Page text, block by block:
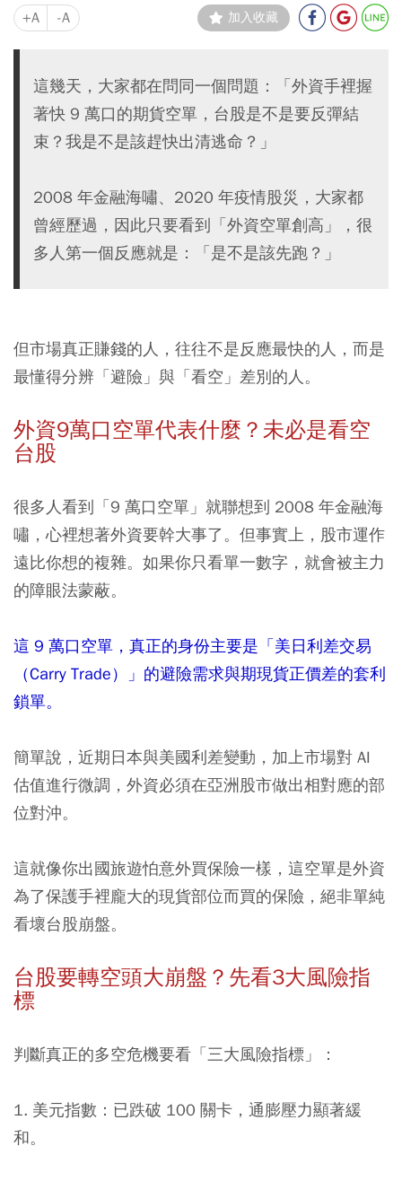
+A -A 加入收藏
這幾天，大家都在問同一個問題：「外資手裡握
著快 9 萬口的期貨空單，台股是不是要反彈結
束？我是不是該趕快出清逃命？」
2008 年金融海嘯、2020 年疫情股災，大家都
曾經歷過，因此只要看到「外資空單創高」，很
多人第一個反應就是：「是不是該先跑？」
但市場真正賺錢的人，往往不是反應最快的人，而是
最懂得分辨「避險」與「看空」差別的人。
外資9萬口空單代表什麼？未必是看空
台股
很多人看到「9 萬口空單」就聯想到 2008 年金融海
嘯，心裡想著外資要幹大事了。但事實上，股市運作
遠比你想的複雜。如果你只看單一數字，就會被主力
的障眼法蒙蔽。
這 9 萬口空單，真正的身份主要是「美日利差交易
（Carry Trade）」的避險需求與期現貨正價差的套利
鎖單。
簡單說，近期日本與美國利差變動，加上市場對 AI
估值進行微調，外資必須在亞洲股市做出相對應的部
位對沖。
這就像你出國旅遊怕意外買保險一樣，這空單是外資
為了保護手裡龐大的現貨部位而買的保險，絕非單純
看壞台股崩盤。
台股要轉空頭大崩盤？先看3大風險指
標
判斷真正的多空危機要看「三大風險指標」：
1. 美元指數： 已跌破 100 關卡，通膨壓力顯著緩
和。